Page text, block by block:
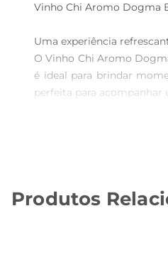
Vinho Chi Aromo Dogma
Uma experiência
O Vinho Chi Aromo
é ideal para brindar
perfeita para acompanhar
Produtos